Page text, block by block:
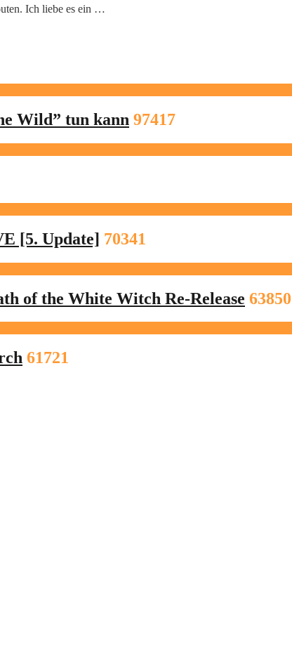
Ich liebe es ein …
Wild” tun kann 97417
[5. Update] 70341
of the White Witch Re-Release 63850
61721